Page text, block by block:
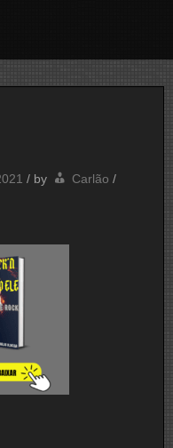
/ by Carlão /